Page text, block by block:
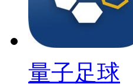
量子足球